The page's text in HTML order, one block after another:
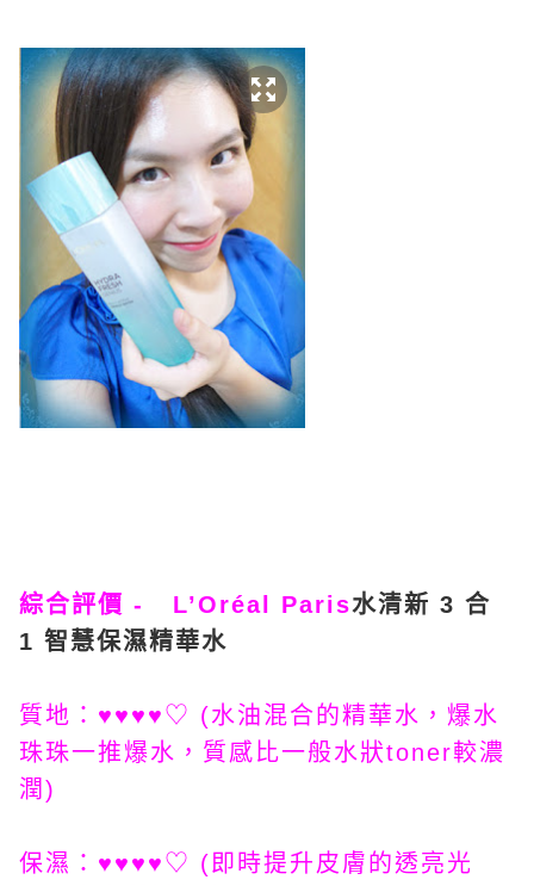
綜合評價 - L’Oréal Paris水清新 3 合
1 智慧保濕精華水
質地：♥♥♥♥♡ (水油混合的精華水， 爆水
珠珠一推爆水， 質感比一般水狀toner較濃
潤 )
保濕：♥♥♥♥♡ (即時提升皮膚的透亮光